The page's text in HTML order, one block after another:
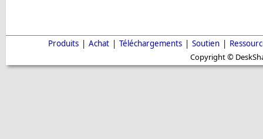
Produits | Achat | Téléchargements | Soutien |
Copyright ©